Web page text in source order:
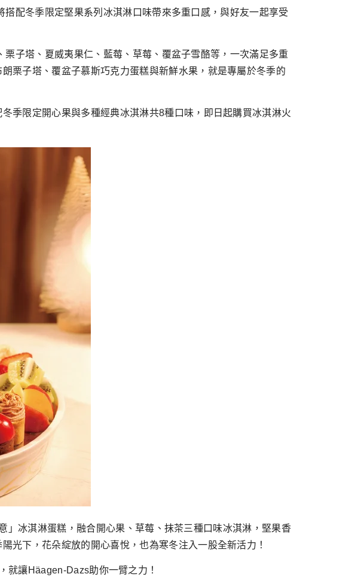
配冬季限定堅果系列冰淇淋口味帶來多重口感，與好友一起享受
子塔、夏威夷果仁、藍莓、草莓、覆盆子雪酪等，一次滿足多重
栗子塔、覆盆子慕斯巧克力蛋糕與新鮮水果，就是專屬於冬季的
季限定開心果與多種經典冰淇淋共8種口味，即日起購買冰淇淋火
冰淇淋蛋糕，融合開心果、草莓、抹茶三種口味冰淇淋，堅果香
光下，花朵綻放的開心喜悅，也為寒冬注入一股全新活力！
就讓Häagen-Dazs助你一臂之力！